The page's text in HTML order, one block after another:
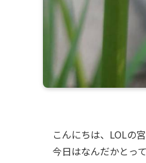
こんにちは、LOLの宮
今日はなんだかとっ